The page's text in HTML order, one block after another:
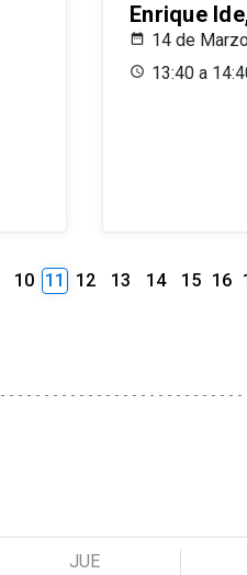
Enrique
14 de
13:40 a
10 11 12 13 14 15 16
JUE